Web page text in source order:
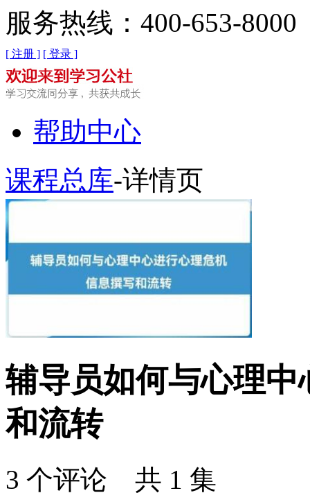
服务热线：400-653-8000
[ 注册 ] [ 登录 ]
帮助中心
课程总库-详情页
辅导员如何与心理
和流转
3 个评论 共 1 集